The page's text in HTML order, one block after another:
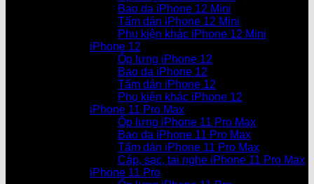
Bao da iPhone 12 Mini
Tấm dán iPhone 12 Mini
Phụ kiện khác iPhone 12 Mini
iPhone 12
Ốp lưng iPhone 12
Bao da iPhone 12
Tấm dán iPhone 12
Phụ kiện khác iPhone 12
iPhone 11 Pro Max
Ốp lưng iPhone 11 Pro Max
Bao da iPhone 11 Pro Max
Tấm dán iPhone 11 Pro Max
Cáp, sạc, tai nghe iPhone 11 Pro Max
iPhone 11 Pro